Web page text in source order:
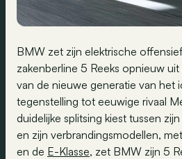
BMW zet zijn elektrische
zakenberline 5 Reeks opnieuw
van de nieuwe generatie van het
tegenstelling tot eeuwige rivaal
duidelijke splitsing kiest tussen
en zijn verbrandingsmodellen,
en de E-Klasse, zet BMW zijn 5